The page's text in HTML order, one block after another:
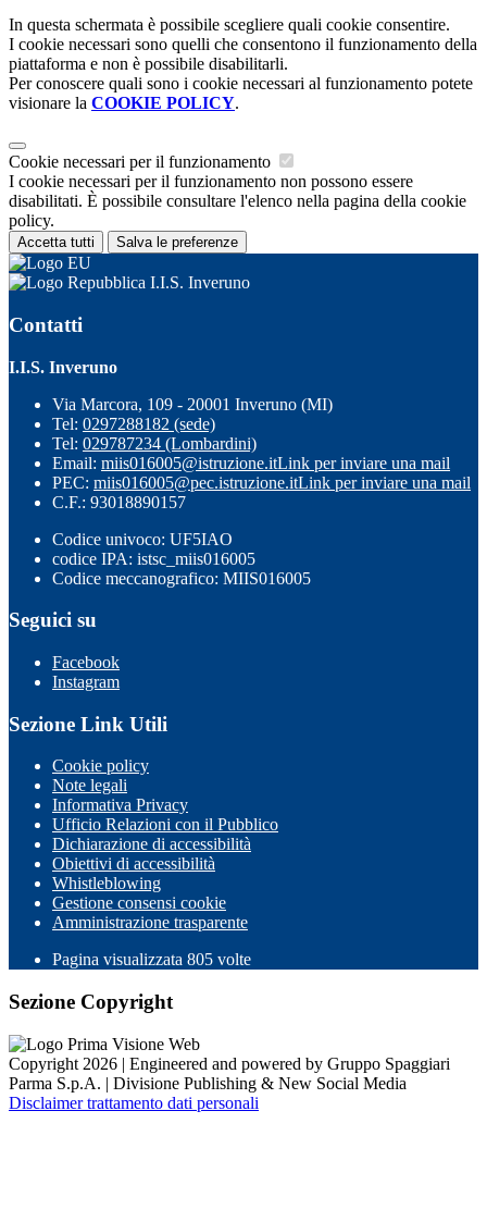
In questa schermata è possibile scegliere quali cookie consentire.
I cookie necessari sono quelli che consentono il funzionamento della
piattaforma e non è possibile disabilitarli.
Per conoscere quali sono i cookie necessari al funzionamento potete
visionare la COOKIE POLICY.
Cookie necessari per il funzionamento
I cookie necessari per il funzionamento non possono essere
disabilitati. È possibile consultare l'elenco nella pagina della cookie
policy.
Accetta tutti Salva le preferenze
I.I.S. Inveruno
Contatti
I.I.S. Inveruno
Via Marcora, 109 - 20001 Inveruno (MI)
Tel: 0297288182 (sede)
Tel: 029787234 (Lombardini)
Email: miis016005@istruzione.itLink per inviare una mail
PEC: miis016005@pec.istruzione.itLink per inviare una mail
C.F.: 93018890157
Codice univoco: UF5IAO
codice IPA: istsc_miis016005
Codice meccanografico: MIIS016005
Seguici su
Facebook
Instagram
Sezione Link Utili
Cookie policy
Note legali
Informativa Privacy
Ufficio Relazioni con il Pubblico
Dichiarazione di accessibilità
Obiettivi di accessibilità
Whistleblowing
Gestione consensi cookie
Amministrazione trasparente
Pagina visualizzata 805 volte
Sezione Copyright
Copyright 2026 | Engineered and powered by Gruppo Spaggiari
Parma S.p.A. | Divisione Publishing & New Social Media
Disclaimer trattamento dati personali